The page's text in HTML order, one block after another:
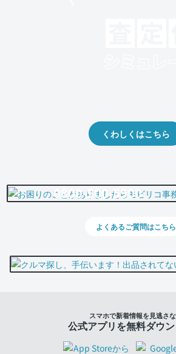
くわしくはこちら
0800-500-5500
よくあるご質問はこちら
スマホで新着情報を見逃さ
公式アプリを無料ダウ